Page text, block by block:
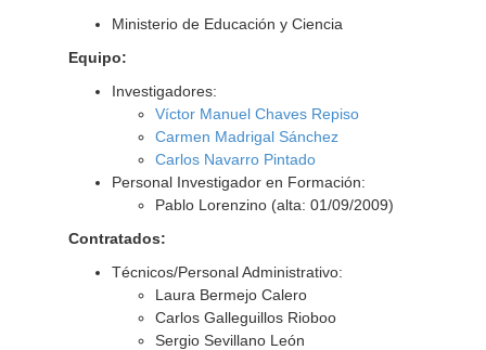
Ministerio de Educación y Ciencia
Equipo:
Investigadores:
Víctor Manuel Chaves Repiso
Carmen Madrigal Sánchez
Carlos Navarro Pintado
Personal Investigador en Formación:
Pablo Lorenzino (alta: 01/09/2009)
Contratados:
Técnicos/Personal Administrativo:
Laura Bermejo Calero
Carlos Galleguillos Rioboo
Sergio Sevillano León